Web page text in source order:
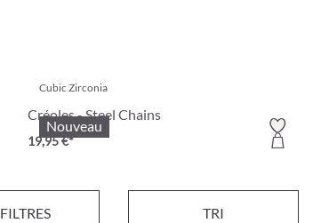
FILTRES TRI
Nouveau
Cubic Zirconia
Créoles - Steel Chains
19,95 €*
doré